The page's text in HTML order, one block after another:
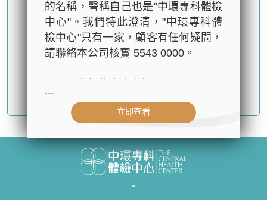
的名稱，聲稱自己也是"中環專科體檢
中心"。我們特此澄清，"中環專科體
檢中心"只有一家，顧客有任何疑問，
請聯絡本公司核實 5543 0000。
- 公司名稱：中環專科體檢中心（The
Central Health Center）
心42樓4203室（中環港鐵站出口
- 服務熱線：(852) 3180 9809
...
立即查看